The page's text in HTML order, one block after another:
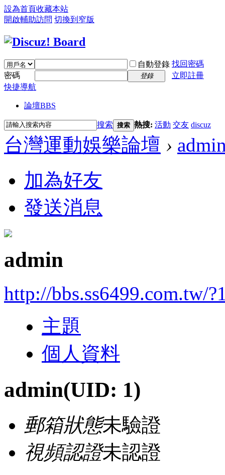
設為首頁收藏本站
開啟輔助訪問 切換到窄版
自動登錄 找回密碼
密碼
登錄
立即註冊
快捷導航
論壇BBS
搜索 搜索 熱搜: 活動 交友 discuz
台灣運動娛樂論壇 ›
加為好友
發送消息
admin
http://bbs.ss6499.com.tw/
主題
個人資料
admin(UID: 1)
郵箱狀態未驗證
視頻認證未認證